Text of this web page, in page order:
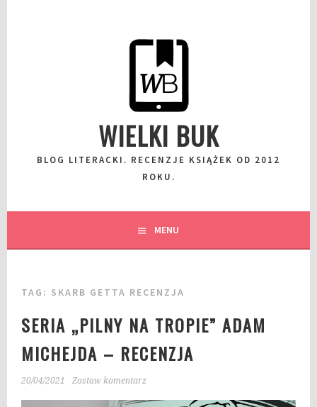
WIELKI BUK
BLOG LITERACKI. RECENZJE KSIĄŻEK OD 2012
ROKU.
MENU
TAG: SKARB GETTA RECENZJA
SERIA „PILNY NA TROPIE” ADAM
MICHEJDA – RECENZJA
20/04/2021 Zostaw komentarz